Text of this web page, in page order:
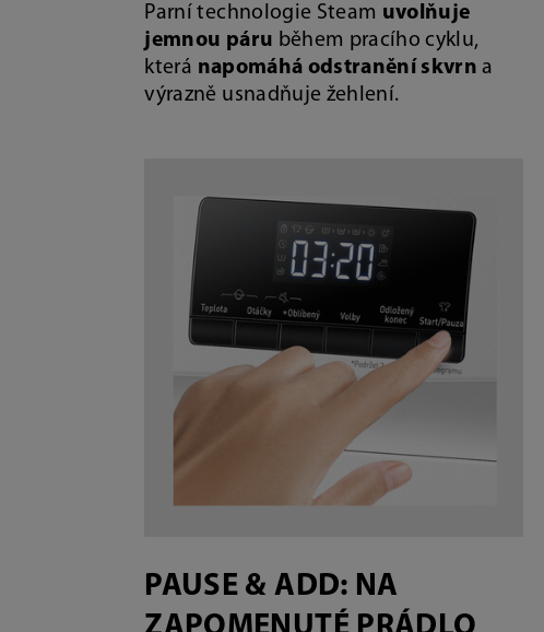
Parní technologie Steam uvolňuje
jemnou páru během pracího cyklu,
která napomáhá odstranění skvrn a
výrazně usnadňuje žehlení.
PAUSE & ADD: NA